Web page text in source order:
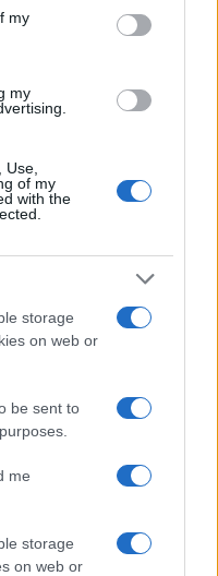
my
my
of my
with the
storage
on web or
be sent to
me
storage
on web or